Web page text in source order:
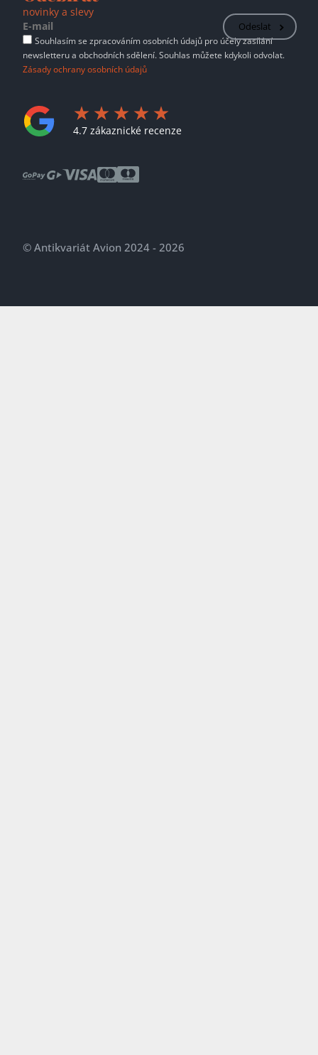
novinky a slevy
Odeslat
Souhlasím se zpracováním osobních údajů pro účely zasílání
newsletteru a obchodních sdělení. Souhlas můžete kdykoli odvolat.
Zásady ochrany osobních údajů
4.7 zákaznické recenze
© Antikvariát Avion 2024 - 2026